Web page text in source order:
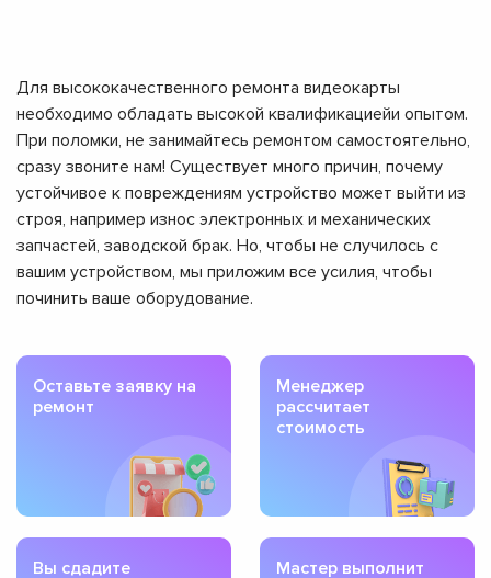
Для высококачественного ремонта видеокарты
необходимо обладать высокой квалификациейи опытом.
При поломки, не занимайтесь ремонтом самостоятельно,
сразу звоните нам! Существует много причин, почему
устойчивое к повреждениям устройство может выйти из
строя, например износ электронных и механических
запчастей, заводской брак. Но, чтобы не случилось с
вашим устройством, мы приложим все усилия, чтобы
починить ваше оборудование.
Оставьте заявку на
ремонт
Менеджер
рассчитает
стоимость
Вы сдадите Мастер выполнит